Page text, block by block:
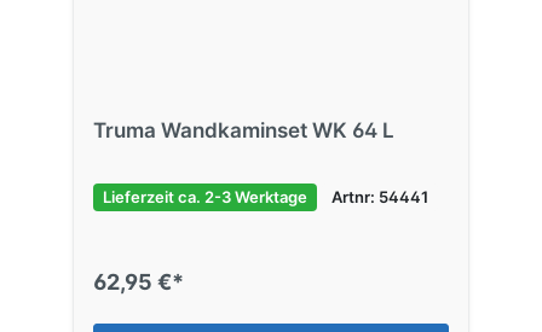
Truma Wandkaminset WK 64 L
Lieferzeit ca. 2-3 Werktage Artnr: 54441
62,95 €*